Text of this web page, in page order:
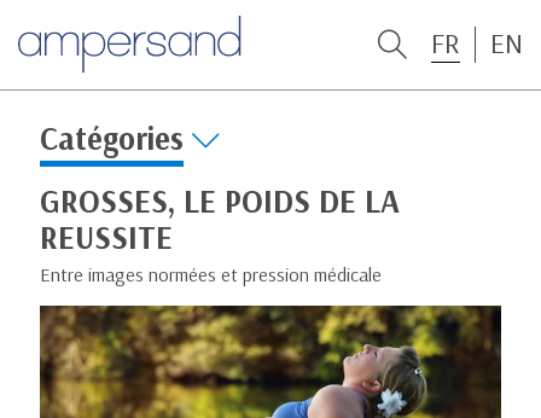
FR EN
Catégories
GROSSES, LE POIDS DE LA
REUSSITE
Entre images normées et pression médicale